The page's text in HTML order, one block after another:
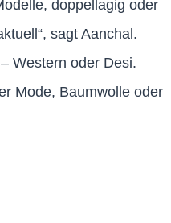
doppellagig oder
sagt Aanchal.
Western oder Desi.
Mode, Baumwolle oder